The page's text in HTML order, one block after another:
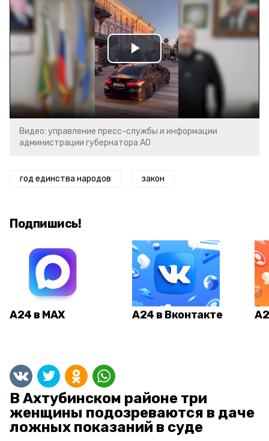
Play
Video
Видео: управление пресс-службы и информации
администрации губернатора АО
год единства народов закон
Подпишись!
А24 в MAX А24 в Вконтакте
В Ахтубинском районе три
женщины подозреваются в даче
ложных показаний в суде